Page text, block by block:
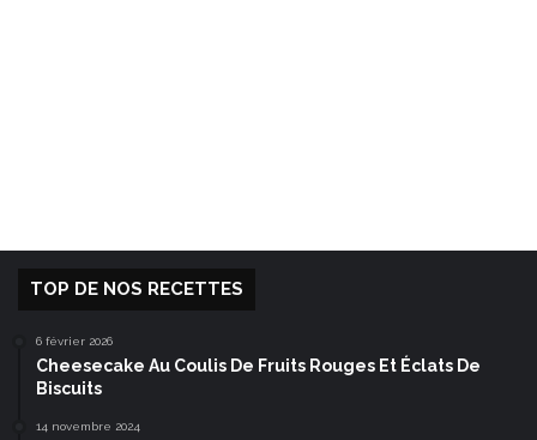
TOP DE NOS RECETTES
6 février 2026
Cheesecake Au Coulis De Fruits Rouges Et Éclats De
Biscuits
14 novembre 2024